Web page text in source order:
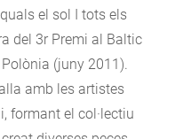
el sol I tots els
del 3r Premi al Baltic
(juny 2011).
amb les artistes
formant el col·lectiu